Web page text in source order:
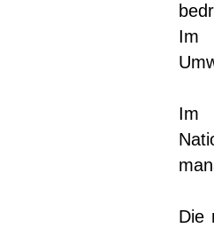
Im
Im
Die